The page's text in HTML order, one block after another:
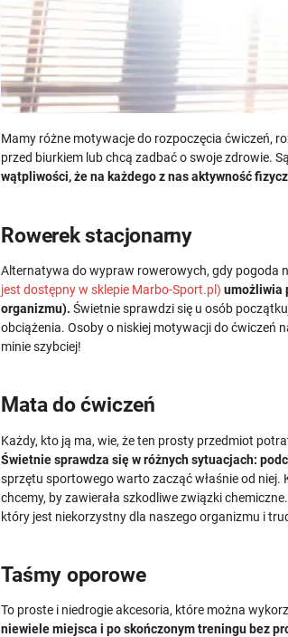
Mamy różne motywacje do rozpoczęcia ćwiczeń,
przed biurkiem lub chcą zadbać o swoje zdrowie.
wątpliwości, że na każdego z nas aktywność
Rowerek stacjonarny
Alternatywa do wypraw rowerowych, gdy pogoda
jest dostępny w sklepie Marbo-Sport.pl) umożliwia
organizmu). Świetnie sprawdzi się u osób
obciążenia. Osoby o niskiej motywacji do ćwiczeń
minie szybciej!
Mata do ćwiczeń
Każdy, kto ją ma, wie, że ten prosty przedmiot
Świetnie sprawdza się w różnych sytuacjach:
sprzętu sportowego warto zacząć właśnie od
chcemy, by zawierała szkodliwe związki
który jest niekorzystny dla naszego organizmu i
Taśmy oporowe
To proste i niedrogie akcesoria, które można
niewiele miejsca i po skończonym treningu bez